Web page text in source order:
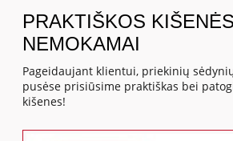
PRAKTIŠKOS KIŠENĖS
NEMOKAMAI
Pageidaujant klientui, priekinių
pusėse prisiūsime praktiškas bei
kišenes!